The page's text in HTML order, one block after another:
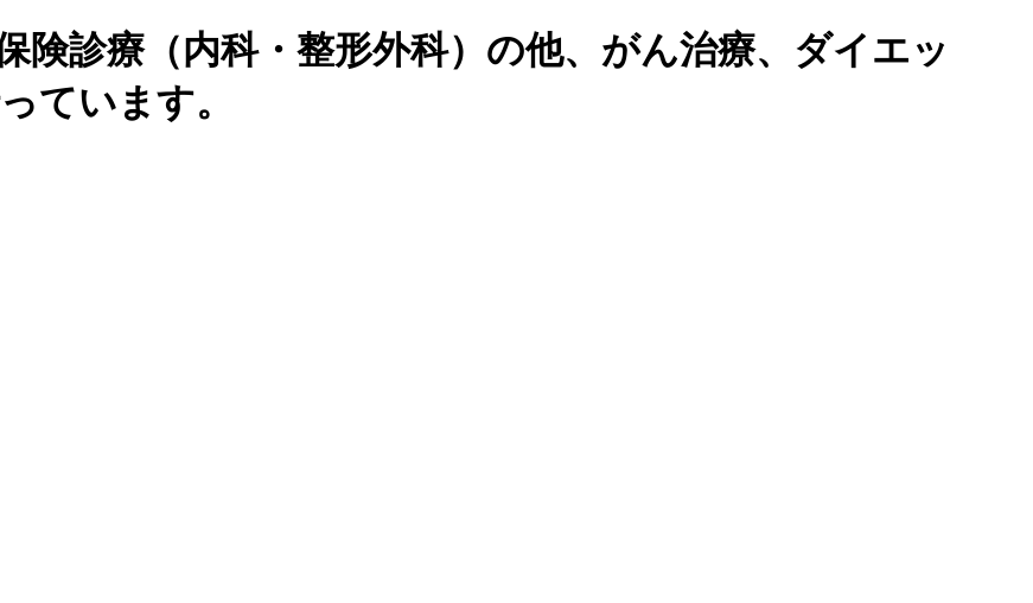
険診療（内科・整形外科）の他、がん治療、ダイエッ
ています。